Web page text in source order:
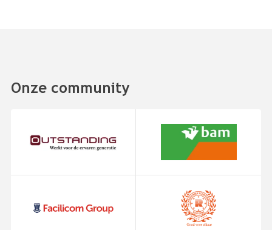
Onze community